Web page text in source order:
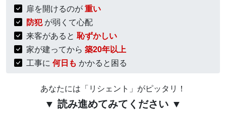
扉を開けるのが重い
防犯が弱くて心配
来客があると 恥ずかしい
家が建ってから 築20年以上
工事に 何日も かかると困る
あなたには「リシェント」がピッタリ！
▼ 読み進めてみてください ▼